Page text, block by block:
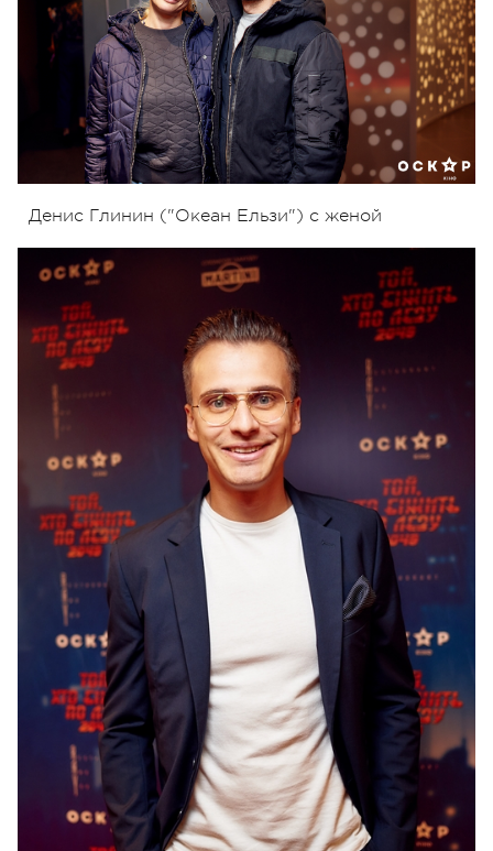
Денис Глинин ("Океан Ельзи") с женой